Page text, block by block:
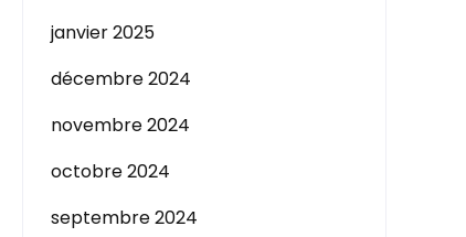
janvier 2025
décembre 2024
novembre 2024
octobre 2024
septembre 2024